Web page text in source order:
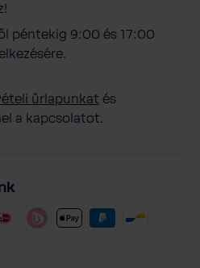
+ 1 db
szűrőbetét
péntekig 9:00 és 17:00
űrlapunkat és
a kapcsolatot.